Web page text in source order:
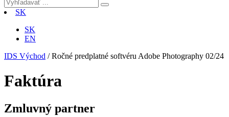
SK
SK
EN
IDS Východ /Ročné predplatné softvéru Adobe Photography 02/24
Faktúra
Zmluvný partner